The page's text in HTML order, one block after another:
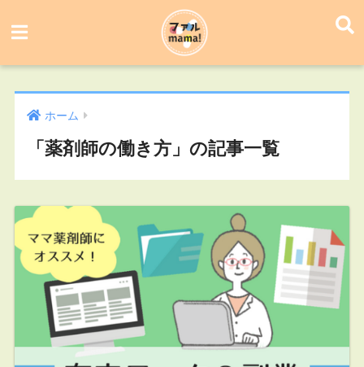
ホーム
「薬剤師の働き方」の記事一覧